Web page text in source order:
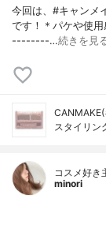
今回は、#キャンメ
です！＊パケや使
--------…続きを見
スタイリン
コスメ好き
minori